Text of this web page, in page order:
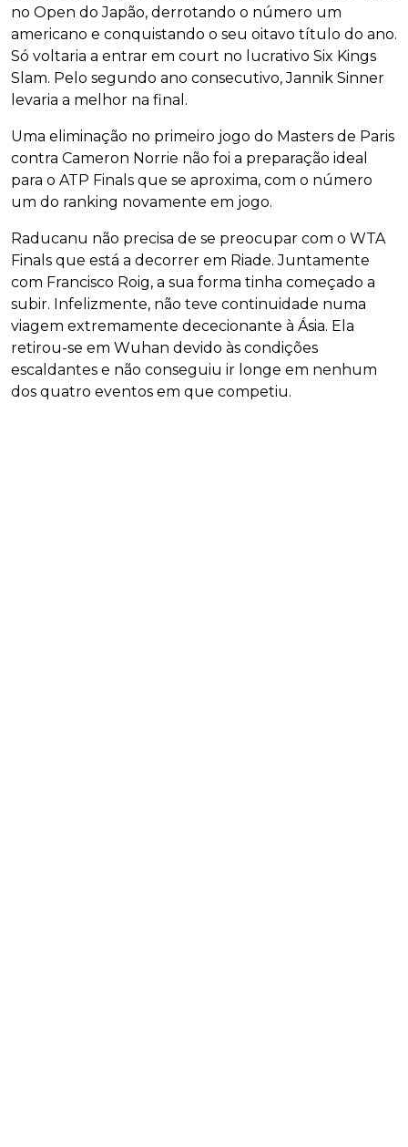
no Open do Japão, derrotando o número um
americano e conquistando o seu oitavo título do ano.
Só voltaria a entrar em court no lucrativo Six Kings
Slam. Pelo segundo ano consecutivo, Jannik Sinner
levaria a melhor na final.
Uma eliminação no primeiro jogo do Masters de Paris
contra Cameron Norrie não foi a preparação ideal
para o ATP Finals que se aproxima, com o número
um do ranking novamente em jogo.
Raducanu não precisa de se preocupar com o WTA
Finals que está a decorrer em Riade. Juntamente
com Francisco Roig, a sua forma tinha começado a
subir. Infelizmente, não teve continuidade numa
viagem extremamente dececionante à Ásia. Ela
retirou-se em Wuhan devido às condições
escaldantes e não conseguiu ir longe em nenhum
dos quatro eventos em que competiu.